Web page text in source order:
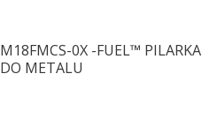
M18FMCS-0X -FUEL™ PILARKA
DO METALU